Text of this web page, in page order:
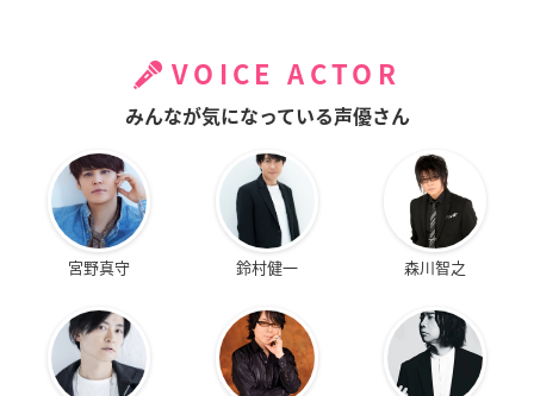
VOICE ACTOR
みんなが気になっている声優さん
宮野真守 鈴村健一 森川智之